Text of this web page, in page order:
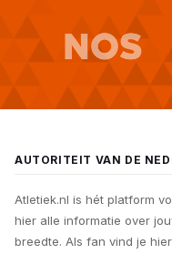
AUTORITEIT VAN DE
Atletiek.nl is hét platform
hier alle informatie over
breedte. Als fan vind je